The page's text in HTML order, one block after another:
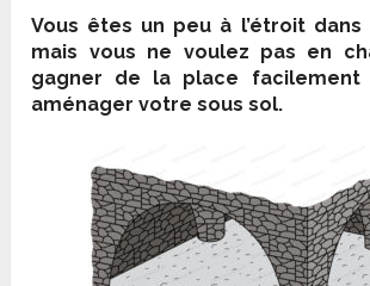
Vous êtes un peu à l’étroit
mais vous ne voulez pas en
gagner de la place facilement
aménager votre sous sol.